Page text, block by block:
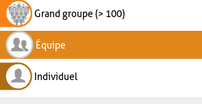
Grand groupe (> 100)
Équipe
Individuel